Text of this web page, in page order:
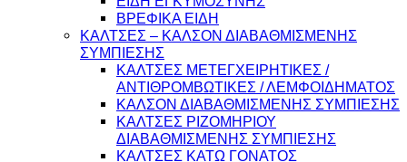
ΒΡΕΦΙΚΑ ΕΙΔΗ
ΚΑΛΤΣΕΣ – ΚΑΛΣΟΝ ΔΙΑΒΑΘΜΙΣΜΕΝΗΣ
ΣΥΜΠΙΕΣΗΣ
ΚΑΛΤΣΕΣ ΜΕΤΕΓΧΕΙΡΗΤΙΚΕΣ /
ΑΝΤΙΘΡΟΜΒΩΤΙΚΕΣ / ΛΕΜΦΟΙΔΗΜΑΤΟΣ
ΚΑΛΣΟΝ ΔΙΑΒΑΘΜΙΣΜΕΝΗΣ ΣΥΜΠΙΕΣΗΣ
ΚΑΛΤΣΕΣ ΡΙΖΟΜΗΡΙΟΥ
ΔΙΑΒΑΘΜΙΣΜΕΝΗΣ ΣΥΜΠΙΕΣΗΣ
ΚΑΛΤΣΕΣ ΚΑΤΩ ΓΟΝΑΤΟΣ